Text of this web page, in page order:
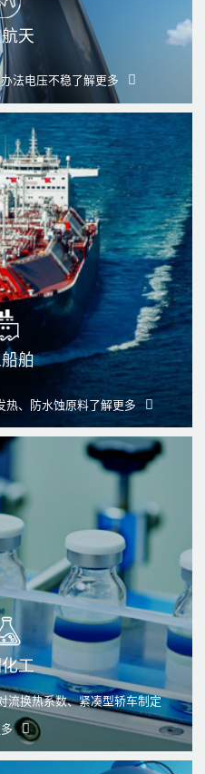
天
法电压不稳了解更多
舶
热、防水蚀原料了解更多
工
流换热系数、紧凑型轿车制定